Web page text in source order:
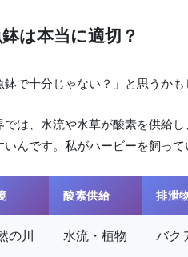
は本当に適切？
鉢で十分じゃない？」と思うかも
では、水流や水草が酸素を供給
いんです。私がハービーを飼っ
酸素供給 排泄
の川 水流・植物 バク